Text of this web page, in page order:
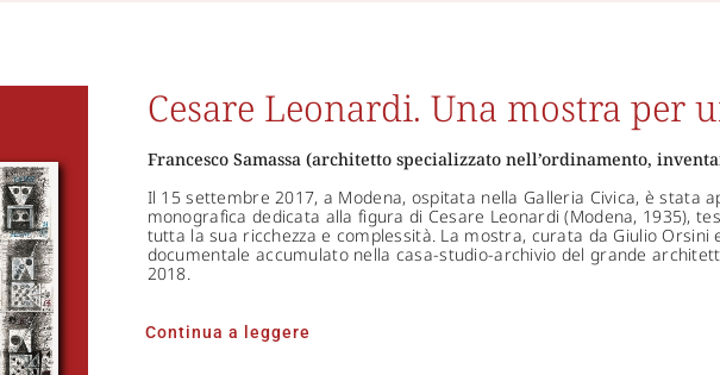
Cesare Leonardi. Una mostra per
Francesco Samassa (architetto specializzato nell’ordinamento,
Il 15 settembre 2017, a Modena, ospitata nella Galleria Civica, è stata
monografica dedicata alla figura di Cesare Leonardi (Modena, 1935),
tutta la sua ricchezza e complessità. La mostra, curata da Giulio Orsini
documentale accumulato nella casa-studio-archivio del grande
2018.
Continua a leggere